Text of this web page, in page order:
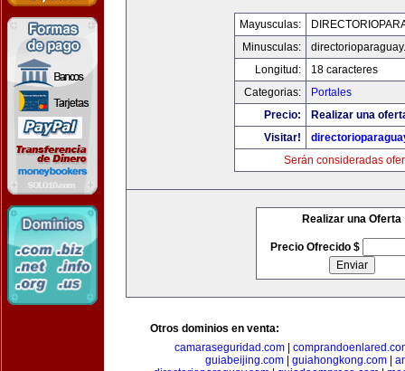
Mayusculas:
Minusculas:
Longitud:
18 caracteres
Categorias:
Portales
Precio:
Realizar una
Visitar!
Serán consideradas
Realizar una Oferta
Precio Ofrecido $
Otros dominios en venta:
camaraseguridad.com
guiabeijing.com
guiahongkong.com